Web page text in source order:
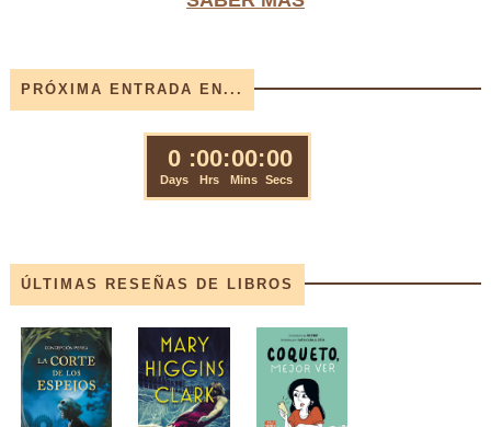
PRÓXIMA ENTRADA EN...
ÚLTIMAS RESEÑAS DE LIBROS